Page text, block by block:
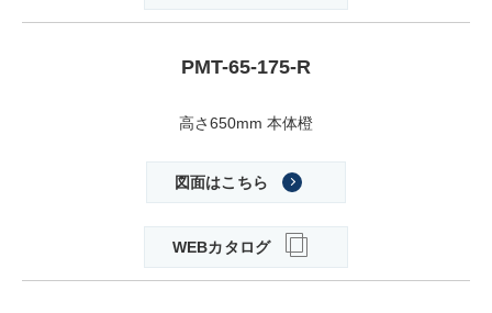
PMT-65-175-R
高さ650mm 本体橙
図面はこちら
WEBカタログ